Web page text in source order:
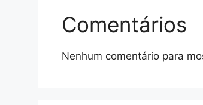
Comentários
Nenhum comentário para